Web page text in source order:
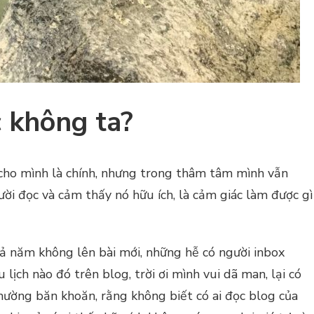
ta?
mình là chính, nhưng trong thâm tâm mình vẫn
đọc và cảm thấy nó hữu ích, là cảm giác làm được gì
không lên bài mới, những hễ có người inbox
lịch nào đó trên blog, trời ơi mình vui dã man, lại có
băn khoăn, rằng không biết có ai đọc blog của